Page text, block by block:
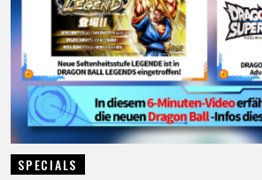
SPECIALS